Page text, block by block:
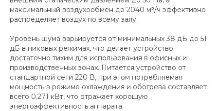
максимальный воздухообмен до 2040 м³/ч эффективно
распределяет воздух по всему залу.
Уровень шума варьируется от минимальных 38 дБ до 51
дБ в пиковых режимах, что делает устройство
достаточно тихим для использования в офисных и
производственных зонах. Питается устройство от
стандартной сети 220 В, при этом потребляемая
мощность в режиме охлаждения и обогрева составляет
всего 0.271 кВт, что отражает хорошую
энергоэффективность аппарата.